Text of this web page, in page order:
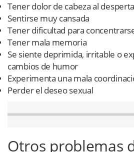
Tener dolor de cabeza al
Sentirse muy cansada
Tener dificultad para
Tener mala memoria
Se siente deprimida, irritable o
cambios de humor
Experimenta una mala
Perder el deseo sexual
Otros problemas